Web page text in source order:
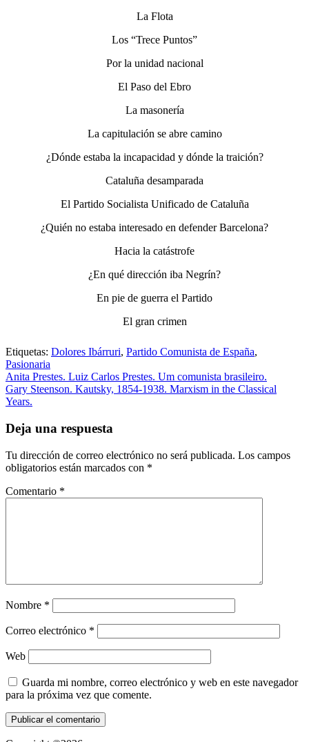
La Flota
Los “Trece Puntos”
Por la unidad nacional
El Paso del Ebro
La masonería
La capitulación se abre camino
¿Dónde estaba la incapacidad y dónde la traición?
Cataluña desamparada
El Partido Socialista Unificado de Cataluña
¿Quién no estaba interesado en defender Barcelona?
Hacia la catástrofe
¿En qué dirección iba Negrín?
En pie de guerra el Partido
El gran crimen
Etiquetas: Dolores Ibárruri, Partido Comunista de España,
Pasionaria
Anita Prestes. Luiz Carlos Prestes. Um comunista brasileiro.
Gary Steenson. Kautsky, 1854-1938. Marxism in the Classical
Years.
Deja una respuesta
Tu dirección de correo electrónico no será publicada. Los campos
obligatorios están marcados con *
Comentario *
Nombre *
Correo electrónico *
Web
Guarda mi nombre, correo electrónico y web en este navegador
para la próxima vez que comente.